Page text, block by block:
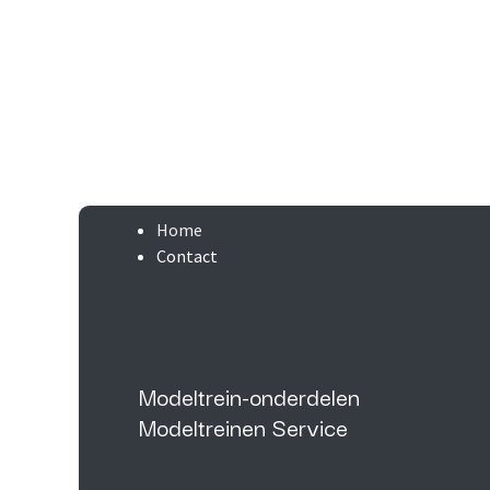
Home
Contact
Modeltrein-onderdelen
Modeltreinen Service